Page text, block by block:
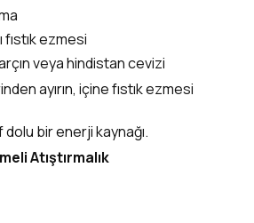
fıstık ezmesi
veya hindistan cevizi
ayırın, içine fıstık ezmesi
dolu bir enerji kaynağı.
Atıştırmalık